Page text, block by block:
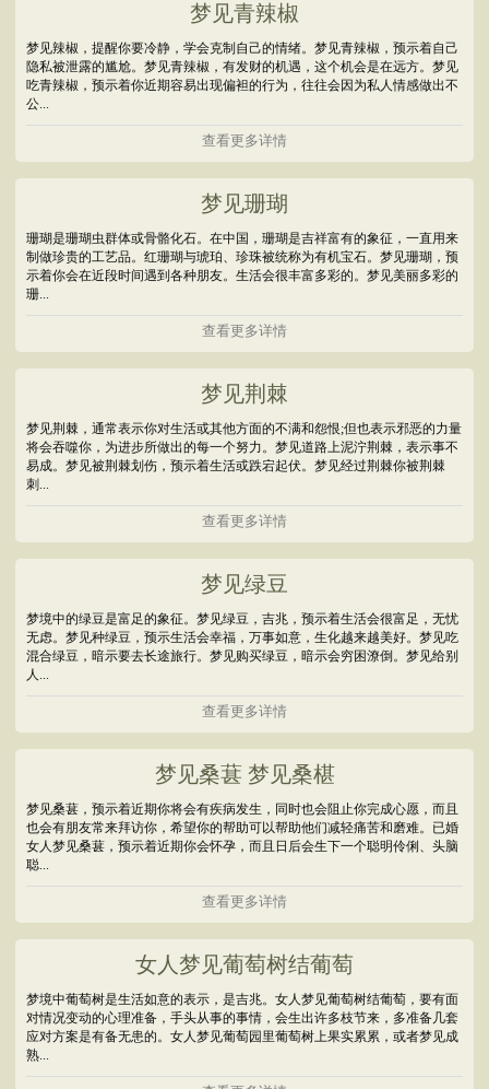
梦见青辣椒
梦见辣椒，提醒你要冷静，学会克制自己的情绪。梦见青辣椒，预示着自己
隐私被泄露的尴尬。梦见青辣椒，有发财的机遇，这个机会是在远方。梦见
吃青辣椒，预示着你近期容易出现偏袒的行为，往往会因为私人情感做出不
公...
查看更多详情
梦见珊瑚
珊瑚是珊瑚虫群体或骨骼化石。在中国，珊瑚是吉祥富有的象征，一直用来
制做珍贵的工艺品。红珊瑚与琥珀、珍珠被统称为有机宝石。梦见珊瑚，预
示着你会在近段时间遇到各种朋友。生活会很丰富多彩的。梦见美丽多彩的
珊...
查看更多详情
梦见荆棘
梦见荆棘，通常表示你对生活或其他方面的不满和怨恨;但也表示邪恶的力量
将会吞噬你，为进步所做出的每一个努力。梦见道路上泥泞荆棘，表示事不
易成。梦见被荆棘划伤，预示着生活或跌宕起伏。梦见经过荆棘你被荆棘
刺...
查看更多详情
梦见绿豆
梦境中的绿豆是富足的象征。梦见绿豆，吉兆，预示着生活会很富足，无忧
无虑。梦见种绿豆，预示生活会幸福，万事如意，生化越来越美好。梦见吃
混合绿豆，暗示要去长途旅行。梦见购买绿豆，暗示会穷困潦倒。梦见给别
人...
查看更多详情
梦见桑葚 梦见桑椹
梦见桑葚，预示着近期你将会有疾病发生，同时也会阻止你完成心愿，而且
也会有朋友常来拜访你，希望你的帮助可以帮助他们减轻痛苦和磨难。已婚
女人梦见桑葚，预示着近期你会怀孕，而且日后会生下一个聪明伶俐、头脑
聪...
查看更多详情
女人梦见葡萄树结葡萄
梦境中葡萄树是生活如意的表示，是吉兆。女人梦见葡萄树结葡萄，要有面
对情况变动的心理准备，手头从事的事情，会生出许多枝节来，多准备几套
应对方案是有备无患的。女人梦见葡萄园里葡萄树上果实累累，或者梦见成
熟...